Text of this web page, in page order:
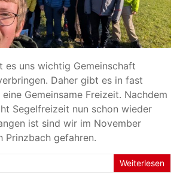
es uns wichtig Gemeinschaft
Daher gibt es in fast
Gemeinsame Freizeit. Nachdem
Segelfreizeit nun schon wieder
ist sind wir im November
Prinzbach gefahren.
Weiterlesen